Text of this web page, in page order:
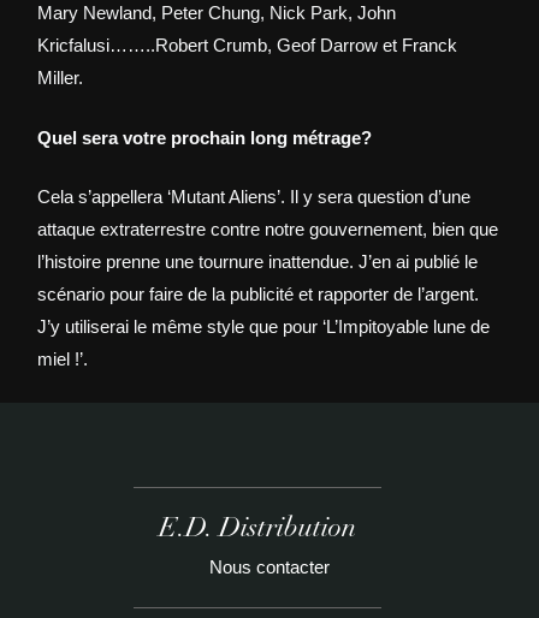
Mary Newland, Peter Chung, Nick Park, John
Kricfalusi……..Robert Crumb, Geof Darrow et Franck
Miller.
Quel sera votre prochain long métrage?
Cela s’appellera ‘Mutant Aliens’. Il y sera question d’une
attaque extraterrestre contre notre gouvernement, bien que
l’histoire prenne une tournure inattendue. J’en ai publié le
scénario pour faire de la publicité et rapporter de l’argent.
J’y utiliserai le même style que pour ‘L’Impitoyable lune de
miel !’.
E.D. Distribution
Nous contacter